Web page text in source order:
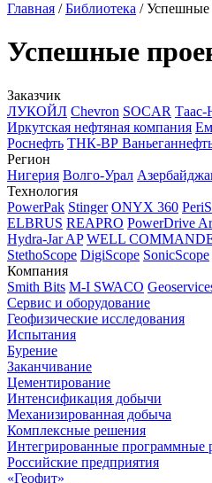
Главная /Библиотека /Успешные
Успешные
Заказчик
ЛУКОЙЛ Chevron SOCAR Таас-
Иркутская нефтяная компания
Роснефть ТНК-ВР
Регион
Нигерия Волго-Урал
Технология
PowerPak Stinger ONYX 360
ELBRUS REAPRO PowerDrive
Hydra-Jar AP WELL
StethoScope DigiScope SonicScope
Компания
Smith Bits M-I SWACO
Сервис и оборудование
Геофизические исследования
Испытания
Бурение
Заканчивание
Цементирование
Интенсификация добычи
Механизированная добыча
Комплексные решения
Интегрированные программные
Российские предприятия
«Геофит»